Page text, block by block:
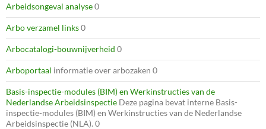
Arbeidsongeval analyse0
Arbo verzamel links0
Arbocatalogi-bouwnijverheid 0
Arboportaal informatie over arbozaken 0
Basis-inspectie-modules (BIM) en Werkinstructies van de
Nederlandse Arbeidsinspectie Deze pagina bevat interne Basis-
inspectie-modules (BIM) en Werkinstructies van de Nederlandse
Arbeidsinspectie (NLA). 0